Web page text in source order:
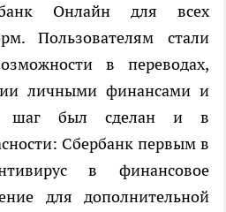
Онлайн для всех
Пользователям стали
в переводах,
личными финансами и
шаг был сделан и в
Сбербанк первым в
в финансовое
для дополнительной